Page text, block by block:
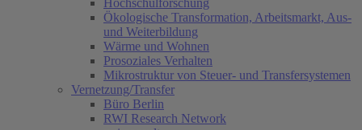
Hochschulforschung
Ökologische Transformation, Arbeitsmarkt, Aus-
und Weiterbildung
Wärme und Wohnen
Prosoziales Verhalten
Mikrostruktur von Steuer- und Transfersystemen
Vernetzung/Transfer
Büro Berlin
RWI Research Network